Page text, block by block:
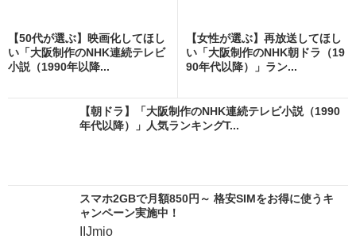
【50代が選ぶ】映画化してほし
い「大阪制作のNHK連続テレビ
小説（1990年以降...
【女性が選ぶ】再放送してほし
い「大阪制作のNHK朝ドラ（19
90年代以降）」ラン...
【朝ドラ】「大阪制作のNHK連続テレビ小説（1990
年代以降）」人気ランキングT...
スマホ2GBで月額850円～ 格安SIMをお得に使うキ
ャンペーン実施中！
IIJmio